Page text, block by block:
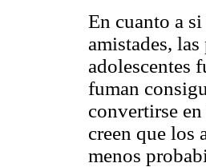
En cuanto a
amistades,
adolescentes
fuman
convertirse
creen que los
menos